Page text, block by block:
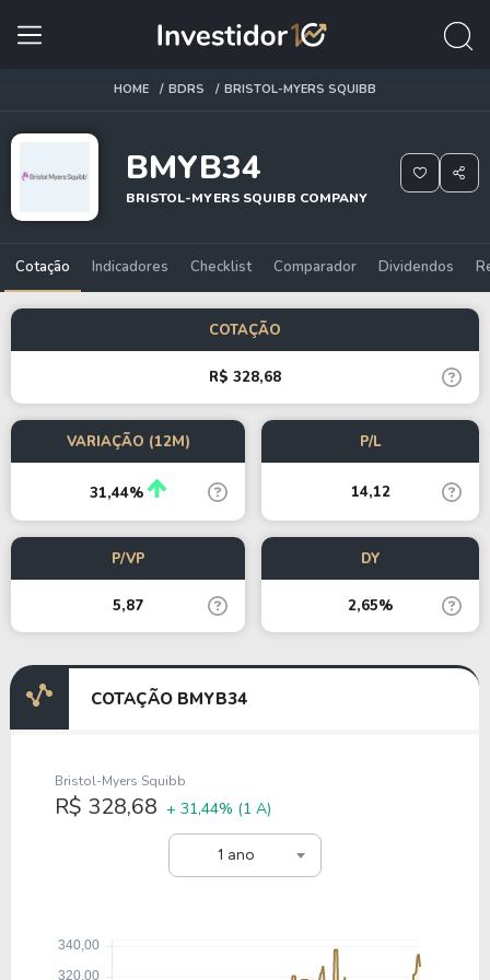
HOME BDRS BRISTOL-MYERS SQUIBB
BMYB34
BRISTOL-MYERS SQUIBB COMPANY
Cotação Indicadores Checklist Comparador Dividendos
COTAÇÃO
R$ 328,68
VARIAÇÃO (12M)
31,44%
P/L
14,12
P/VP
5,87
DY
2,65%
COTAÇÃO BMYB34
1 ano
Bristol-Myers Squibb
R$ 328,68 + 31,44% (1 A)